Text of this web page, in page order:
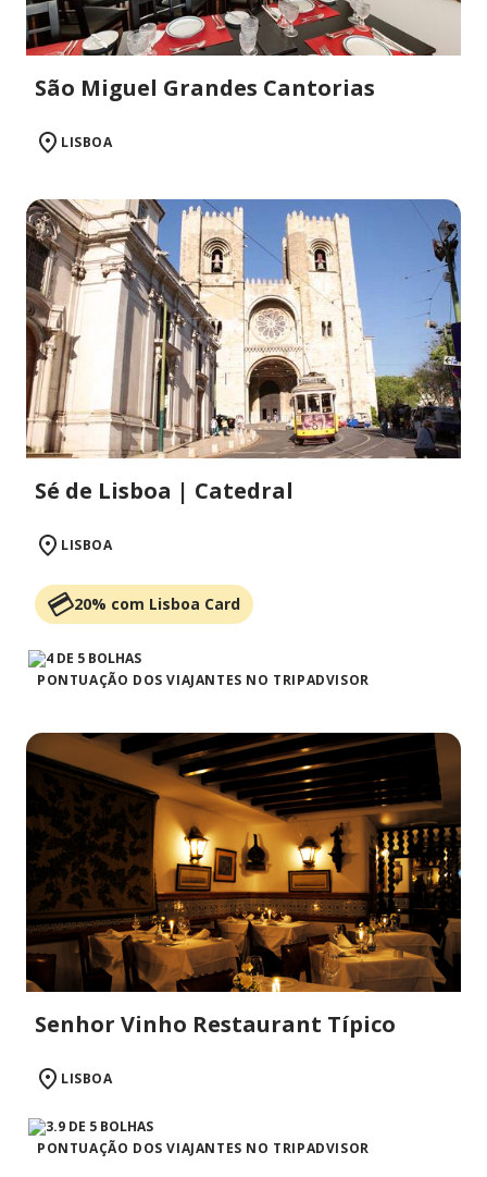
São Miguel Grandes Cantorias
LISBOA
Sé de Lisboa | Catedral
LISBOA
20% com Lisboa Card
PONTUAÇÃO DOS VIAJANTES NO TRIPADVISOR
Senhor Vinho Restaurant Típico
LISBOA
PONTUAÇÃO DOS VIAJANTES NO TRIPADVISOR